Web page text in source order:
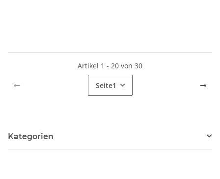
Artikel 1 - 20 von 30
Seite1
Kategorien